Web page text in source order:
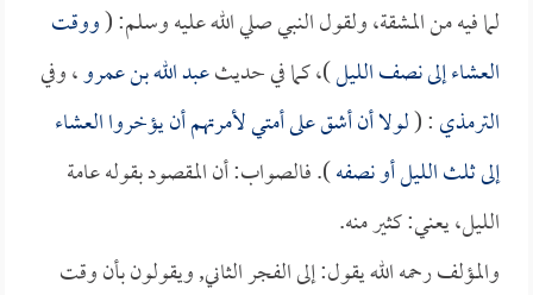
لما فيه من المشقة، ولقول النبي صلي الله عليه وسلم: (ووقت
العشاء إلى نصف الليل)، كما في حديثعبد الله بن عمرو، وفي
الترمذي: (لولا أن أشق على أمتي لأمرتهم أن يؤخروا العشاء
إلى ثلث الليل أو نصفه). فالصواب: أن المقصود بقوله عامة
الليل، يعني: كثير منه.
والمؤلف رحمه الله يقول: إلى الفجر الثاني, ويقولون بأن وقت